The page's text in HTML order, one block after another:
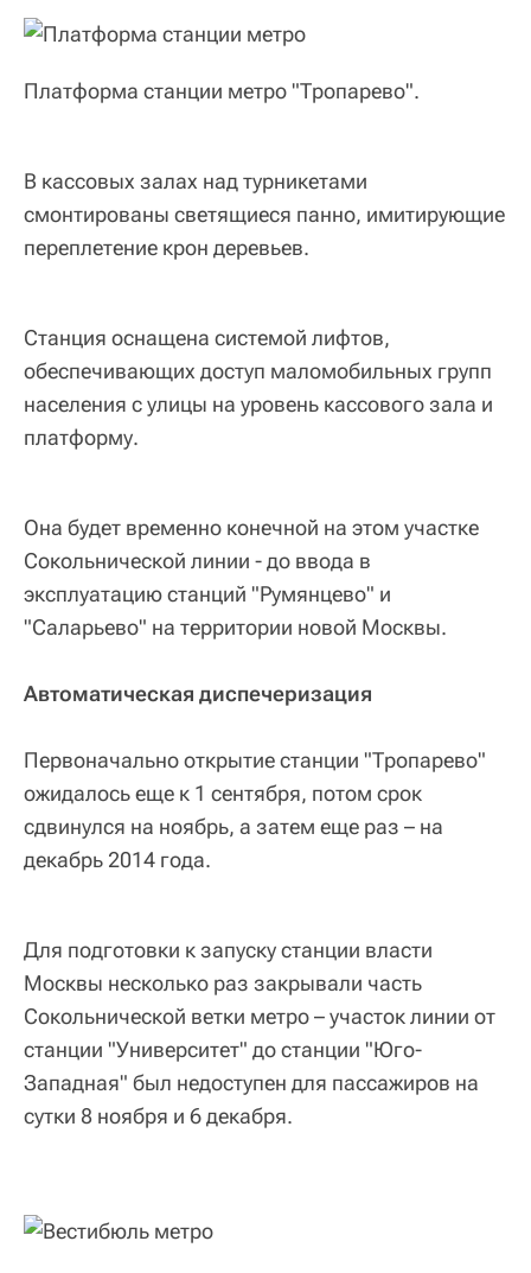
Платформа станции метро "Тропарево".
В кассовых залах над турникетами
смонтированы светящиеся панно, имитирующие
переплетение крон деревьев.
Станция оснащена системой лифтов,
обеспечивающих доступ маломобильных групп
населения с улицы на уровень кассового зала и
платформу.
Она будет временно конечной на этом участке
Сокольнической линии - до ввода в
эксплуатацию станций "Румянцево" и
"Саларьево" на территории новой Москвы.
Автоматическая диспечеризация
Первоначально открытие станции "Тропарево"
ожидалось еще к 1 сентября, потом срок
сдвинулся на ноябрь, а затем еще раз – на
декабрь 2014 года.
Для подготовки к запуску станции власти
Москвы несколько раз закрывали часть
Сокольнической ветки метро – участок линии от
станции "Университет" до станции "Юго-
Западная" был недоступен для пассажиров на
сутки 8 ноября и 6 декабря.